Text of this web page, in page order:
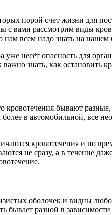
порой счет жизни для
с вами рассмотрим виды
всем надо знать на
несёт опасность для
знать, как остановить
бывают
в автомобильной, все
кровотечения и по
не сразу, а в течение
оболочек и видны
бывает разной в